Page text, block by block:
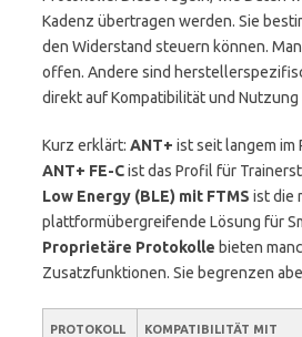
Kadenz übertragen werden. Sie
den Widerstand steuern können.
offen. Andere sind
direkt auf Kompatibilität und Nutzung
Kurz erklärt: ANT+ ist seit langem im
ANT+ FE-Cist das Profil für
Low Energy (BLE) mit FTMS ist die
plattformübergreifende Lösung für
Proprietäre Protokolle bieten
Zusatzfunktionen. Sie begrenzen
PROTOKOLL
KOMPATIBILITÄT MIT